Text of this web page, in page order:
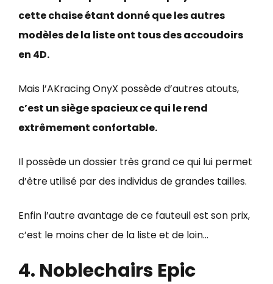
cette chaise étant donné que les autres
modèles de la liste ont tous des accoudoirs
en 4D.
Mais l’AKracing OnyX possède d’autres atouts,
c’est un siège spacieux ce qui le rend
extrêmement confortable.
Il possède un dossier très grand ce qui lui permet
d’être utilisé par des individus de grandes tailles.
Enfin l’autre avantage de ce fauteuil est son prix,
c’est le moins cher de la liste et de loin…
4. Noblechairs Epic